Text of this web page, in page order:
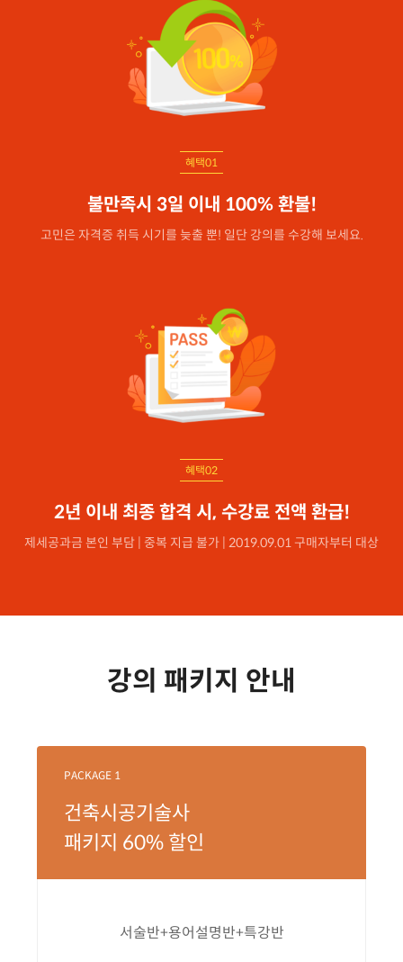
혜택01
불만족시 3일 이내 100% 환불!
고민은 자격증 취득 시기를 늦출 뿐! 일단 강의를 수강해 보세요.
혜택02
2년 이내 최종 합격 시, 수강료 전액 환급!
제세공과금 본인 부담 | 중복 지급 불가 | 2019.09.01 구매자부터 대상
강의 패키지 안내
PACKAGE 1
건축시공기술사
패키지 60% 할인
서술반+용어설명반+특강반